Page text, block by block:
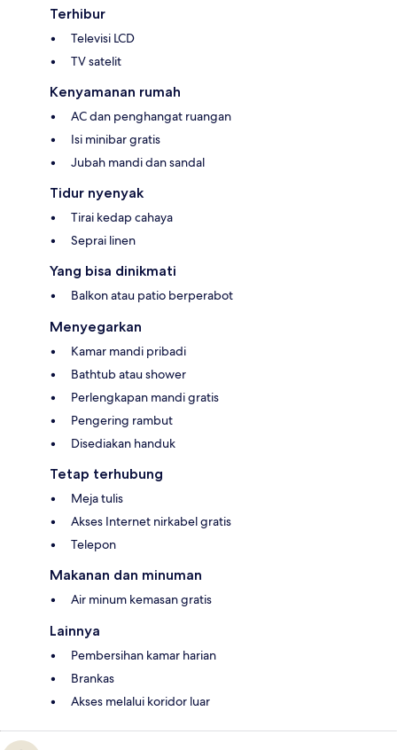
Terhibur
Televisi LCD
TV satelit
Kenyamanan rumah
AC dan penghangat ruangan
Isi minibar gratis
Jubah mandi dan sandal
Tidur nyenyak
Tirai kedap cahaya
Seprai linen
Yang bisa dinikmati
Balkon atau patio berperabot
Menyegarkan
Kamar mandi pribadi
Bathtub atau shower
Perlengkapan mandi gratis
Pengering rambut
Disediakan handuk
Tetap terhubung
Meja tulis
Akses Internet nirkabel gratis
Telepon
Makanan dan minuman
Air minum kemasan gratis
Lainnya
Pembersihan kamar harian
Brankas
Akses melalui koridor luar